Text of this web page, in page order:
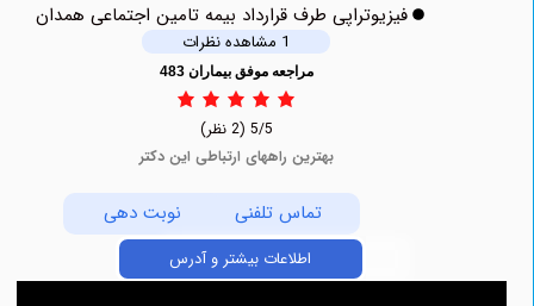
فیزیوتراپی طرف قرارداد بیمه تامین اجتماعی همدان
مراجعه موفق بیماران 483
بهترین راههای ارتباطی این دکتر
تماس تلفنی نوبت دهی
اطلاعات بیشتر و آدرس